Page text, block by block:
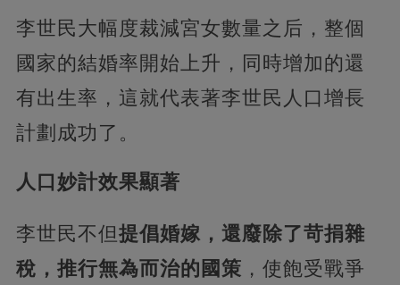
李世民大幅度裁減宮女數量之后，整個
國家的結婚率開始上升，同時增加的還
有出生率，這就代表著李世民人口增長
計劃成功了。
人口妙計效果顯著
李世民不但提倡婚嫁，還廢除了苛捐雜
稅，推行無為而治的國策 ，使飽受戰爭